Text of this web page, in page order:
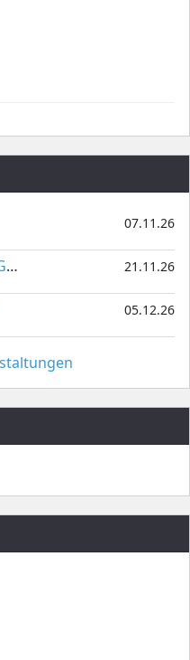
07.11.26
21.11.26
05.12.26